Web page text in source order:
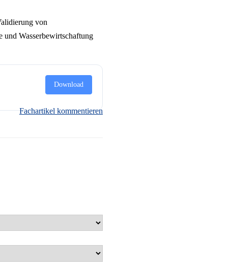
von
Wasserbewirtschaftung
Download
Fachartikel kommentieren